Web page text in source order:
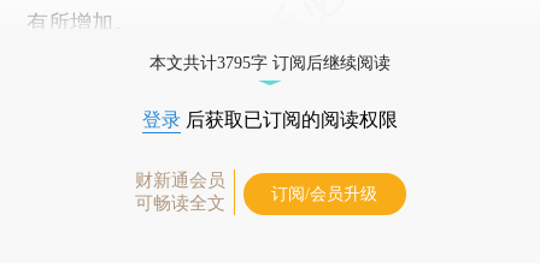
有所增加。
本文共计3795字 订阅后继续阅读
登录 后获取已订阅的阅读权限
财新通会员
可畅读全文
订阅/会员升级